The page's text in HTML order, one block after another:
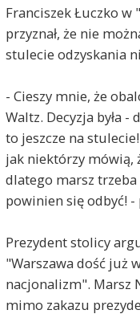
Franciszek Łuczko
przyznał, że nie
stulecie odzyskania
- Cieszy mnie, że
Waltz. Decyzja była
to jeszcze na
jak niektórzy mówią,
dlatego marsz trzeba
powinien się odbyć!
Prezydent stolicy
"Warszawa dość już
nacjonalizm". Marsz
mimo zakazu
Stetinensis
dość
więc
marszu,
przez
w